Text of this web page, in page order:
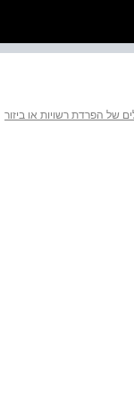
מודלים של הפרדת רשויות או ביזור